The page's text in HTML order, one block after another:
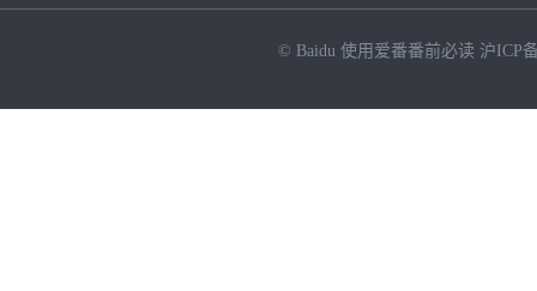
© Baidu 使用爱番番前必读 沪ICP